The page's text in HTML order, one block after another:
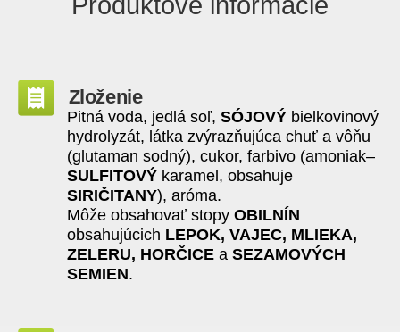
Zloženie
Pitná voda, jedlá soľ, SÓJOVÝ bielkovinový
hydrolyzát, látka zvýrazňujúca chuť a vôňu
(glutaman sodný), cukor, farbivo (amoniak–
SULFITOVÝ karamel, obsahuje
SIRIČITANY), aróma.
Môže obsahovať stopy OBILNÍN
obsahujúcich LEPOK, VAJEC, MLIEKA,
ZELERU, HORČICE a SEZAMOVÝCH
SEMIEN.